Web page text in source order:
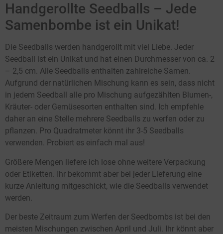
Handgerollte Seedballs – Jede
Samenbombe ist ein Unikat!
Die Seedballs werden handgerollt mit viel Liebe. Jeder
Seedball ist ein Unikat und hat einen Durchmesser von ca. 2
– 2,5 cm. Alle Seedballs enthalten zahlreiche Samen.
Aufgrund der natürlichen Mischung kann es sein, dass nicht
in jedem Seedball alle pro Mischung aufgezählten Blumen-,
Kräuter- oder Gemüsesorten enthalten sind. Ich empfehle
daher an eine Stelle mehrere Seedballs zu werfen oder zu
pflanzen. Pro Quadratmeter könnt ihr 3-5 Seedballs
verwenden. Probiert es einfach mal aus!
Größere Mengen liefere ich lose ohne weitere Verpackung
oder Etiketten. Ihr bekommt aber bei jeder Lieferung eine
kurze Anleitung mitgeschickt, wie die Seedballs verwendet
werden.
Der beste Zeitraum zum Werfen der Seedbombs ist bei den
meisten Mischungen zwischen April und Juli. Ihr könnt aber